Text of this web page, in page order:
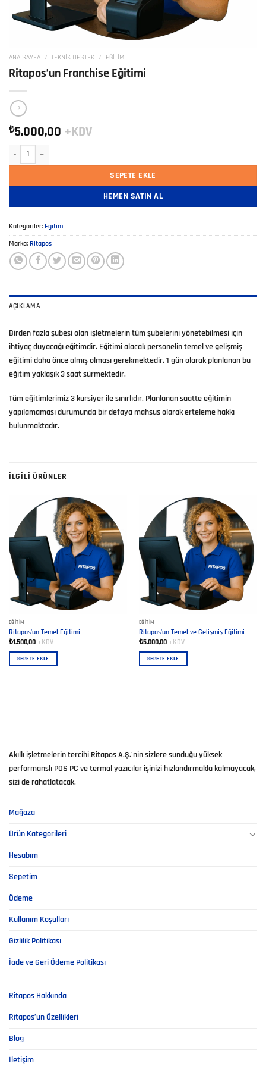
ANA SAYFA / TEKNIK DESTEK / EĞITIM
Ritapos’un Franchise Eğitimi
₺5.000,00 +KDV
Ritapos'un Franchise Eğitimi adet
SEPETE EKLE
HEMEN SATIN AL
Kategoriler: Eğitim
Marka: Ritapos
AÇIKLAMA
Birden fazla şubesi olan işletmelerin tüm şubelerini yönetebilmesi için
ihtiyaç duyacağı eğitimdir. Eğitimi alacak personelin temel ve gelişmiş
eğitimi daha önce almış olması gerekmektedir. 1 gün olarak planlanan bu
eğitim yaklaşık 3 saat sürmektedir.
Tüm eğitimlerimiz 3 kursiyer ile sınırlıdır. Planlanan saatte eğitimin
yapılamaması durumunda bir defaya mahsus olarak erteleme hakkı
bulunmaktadır.
İLGILI ÜRÜNLER
EĞITIM
Ritapos’un Temel Eğitimi
₺1.500,00 +KDV
SEPETE EKLE
EĞITIM
Ritapos’un Temel ve Gelişmiş Eğitimi
₺5.000,00 +KDV
SEPETE EKLE
Akıllı işletmelerin tercihi Ritapos A.Ş.'nin sizlere sunduğu yüksek
performanslı POS PC ve termal yazıcılar işinizi hızlandırmakla kalmayacak,
sizi de rahatlatacak.
Mağaza
Ürün Kategorileri
Hesabım
Sepetim
Ödeme
Kullanım Koşulları
Gizlilik Politikası
İade ve Geri Ödeme Politikası
Ritapos Hakkında
Ritapos’un Özellikleri
Blog
İletişim